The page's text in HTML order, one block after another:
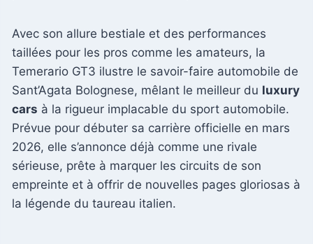
Avec son allure bestiale et des performances
taillées pour les pros comme les amateurs, la
Temerario GT3 ilustre le savoir-faire automobile de
Sant’Agata Bolognese, mêlant le meilleur du luxury
cars à la rigueur implacable du sport automobile.
Prévue pour débuter sa carrière officielle en mars
2026, elle s’annonce déjà comme une rivale
sérieuse, prête à marquer les circuits de son
empreinte et à offrir de nouvelles pages gloriosas à
la légende du taureau italien.